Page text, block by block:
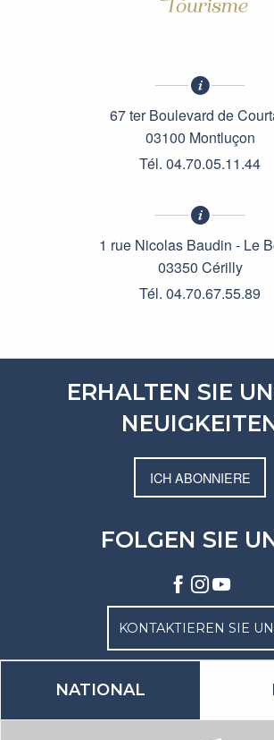
67 ter Boulevard de
03100 Montluçon
Tél. 04.70.05.11.44
1 rue Nicolas Baudin - Le
03350 Cérilly
Tél. 04.70.67.55.89
ERHALTEN SIE
ICH ABONNIERE
FOLGEN SIE
KONTAKTIEREN SIE
NATIONAL